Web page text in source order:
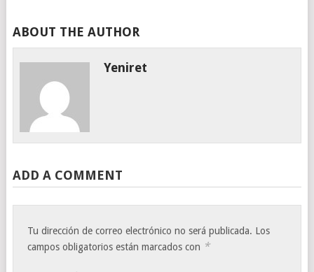
ABOUT THE AUTHOR
Yeniret
ADD A COMMENT
Tu dirección de correo electrónico no será publicada. Los
campos obligatorios están marcados con *